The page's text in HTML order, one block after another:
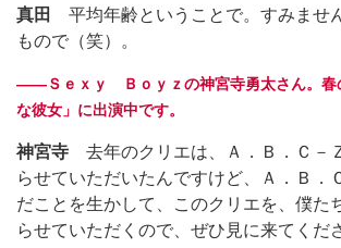
真田
平均年齢ということで。すみませ
もので（笑）。
――Ｓｅｘｙ Ｂｏｙｚの神宮寺勇太さん。春
な彼女」に出演中です。
神宮寺 去年のクリエは、Ａ．Ｂ．Ｃ－
らせていただいたんですけど、Ａ．Ｂ．
だことを生かして、このクリエを、僕た
らせていただくので、ぜひ見に来てくだ